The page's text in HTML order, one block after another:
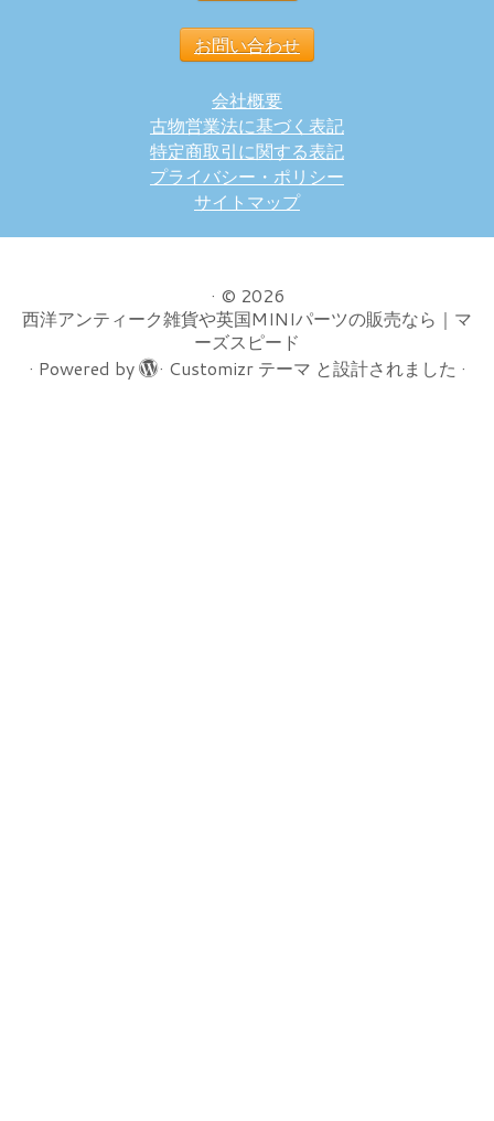
お問い合わせ
会社概要
古物営業法に基づく表記
特定商取引に関する表記
プライバシー・ポリシー
サイトマップ
· © 2026
西洋アンティーク雑貨や英国MINIパーツの販売なら｜マ
ーズスピード
· Powered by · Customizr テーマ と設計されました ·